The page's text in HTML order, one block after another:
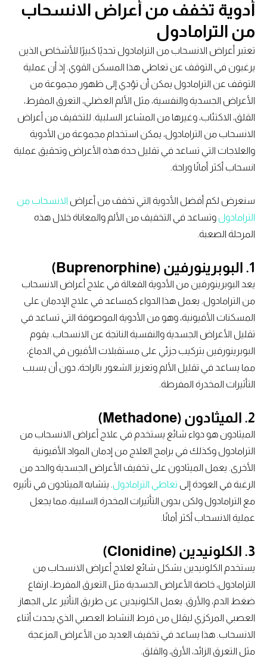
أدوية تخفف من أعراض الانسحاب
من الترامادول
تعتبر أعراض الانسحاب من الترامادول تحديًا كبيرًا للأشخاص الذين
يرغبون في التوقف عن تعاطي هذا المسكن القوي. إذ أن عملية
التوقف عن الترامادول يمكن أن تؤدي إلى ظهور مجموعة من
الأعراض الجسدية والنفسية، مثل الألم العضلي، التعرق المفرط،
القلق، الاكتئاب، وغيرها من المشاعر السلبية. للتخفيف من أعراض
الانسحاب من الترامادول، يمكن استخدام مجموعة من الأدوية
والعلاجات التي تساعد في تقليل حدة هذه الأعراض وتحقيق عملية
انسحاب أكثر أمانًا وراحة.
سنعرض لكم أفضل الأدوية التي تخفف من أعراض الانسحاب من
الترامادول وتساعد في التخفيف من الألم والمعاناة خلال هذه
المرحلة الصعبة.
يعد البوبرينورفين من الأدوية الفعالة في علاج أعراض الانسحاب
من الترامادول. يعمل هذا الدواء كمساعد في علاج الإدمان على
المسكنات الأفيونية، وهو من الأدوية الموصوفة التي تساعد في
تقليل الأعراض الجسدية والنفسية الناتجة عن الانسحاب. يقوم
البوبرينورفين بتركيب جزئي على مستقبلات الأفيون في الدماغ،
مما يساعد في تقليل الألم وتعزيز الشعور بالراحة، دون أن يسبب
التأثيرات المخدرة المفرطة.
2. الميثادون (Methadone)
الميثادون هو دواء شائع يستخدم في علاج أعراض الانسحاب من
الترامادول وكذلك في برامج العلاج من إدمان المواد الأفيونية
الأخرى. يعمل الميثادون على تخفيف الأعراض الجسدية والحد من
الرغبة في العودة إلى
تعاطي الترامادول . يتشابه الميثادون في تأثيره
مع الترامادول ولكن بدون التأثيرات المخدرة السلبية، مما يجعل
عملية الانسحاب أكثر أمانًا.
3. الكلونيدين (Clonidine)
يستخدم الكلونيدين بشكل شائع لعلاج أعراض الانسحاب من
الترامادول، خاصة الأعراض الجسدية مثل التعرق المفرط، ارتفاع
ضغط الدم، والأرق. يعمل الكلونيدين عن طريق التأثير على الجهاز
العصبي المركزي ليقلل من فرط النشاط العصبي الذي يحدث أثناء
الانسحاب. هذا يساعد في تخفيف العديد من الأعراض المزعجة
مثل التعرق الزائد، الأرق، والقلق.